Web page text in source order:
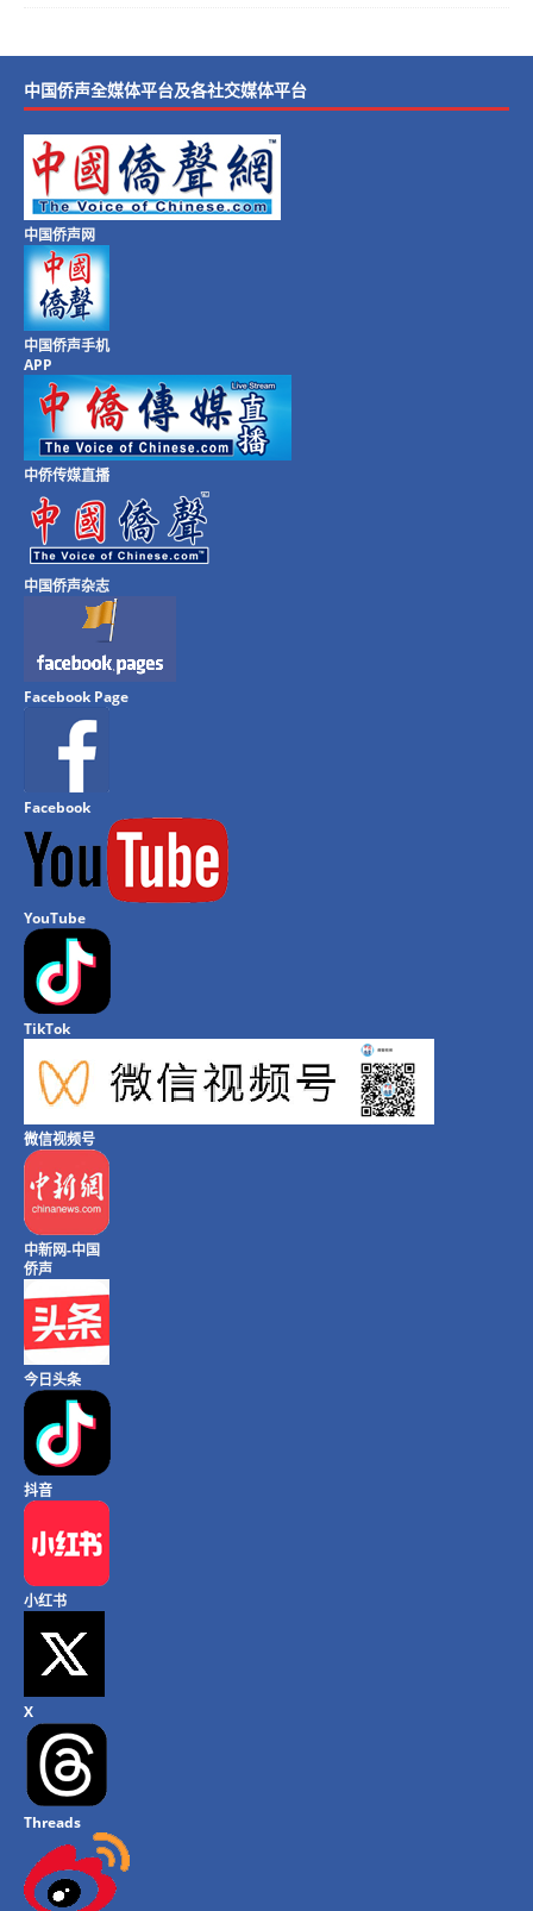
中国侨声全媒体平台及各社交媒体平台
中国侨声网
中国侨声手机
APP
中侨传媒直播
中国侨声杂志
Facebook Page
Facebook
YouTube
TikTok
微信视频号
中新网-中国
侨声
今日头条
抖音
小红书
X
Threads